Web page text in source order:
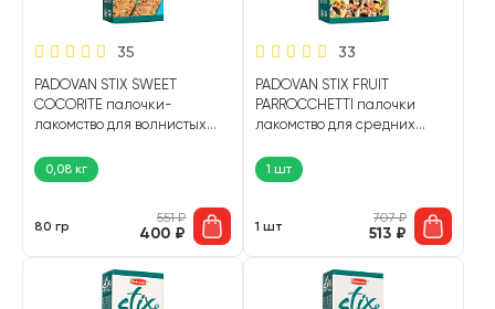
35
PADOVAN STIX SWEET
COCORITE палочки-
лакомство для волнистых
птиц с медом и яйцом (80 гр)
0,08 кг
80 гр
551₽
400 ₽
33
PADOVAN STIX FRUIT
PARROCCHETTI палочки
лакомство для средних
гр (1 шт)
1 шт
1 шт
707₽
513 ₽